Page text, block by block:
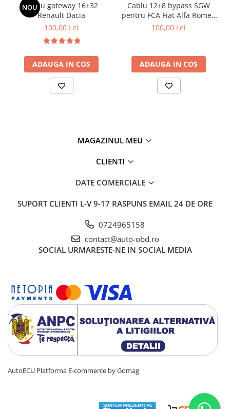
NOU
Cablu gateway 16+32
Renault Dacia
100,00 Lei
ADAUGA IN COS
Cablu 12+8 bypass SGW
pentru FCA Fiat Alfa Romeo
Lancia
100,00 Lei
ADAUGA IN COS
MAGAZINUL MEU
CLIENTI
DATE COMERCIALE
SUPORT CLIENTI L-V 9-17 RASPUNS EMAIL 24 DE ORE
0724965158
contact@auto-obd.ro
SOCIAL URMARESTE-NE IN SOCIAL MEDIA
AutoECU Platforma E-commerce by Gomag